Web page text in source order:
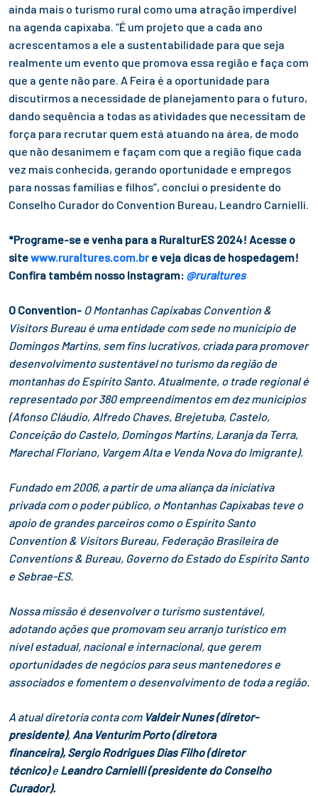
ainda mais o turismo rural como uma atração imperdível
na agenda capixaba. “É um projeto que a cada ano
acrescentamos a ele a sustentabilidade para que seja
realmente um evento que promova essa região e faça com
que a gente não pare. A Feira é a oportunidade para
discutirmos a necessidade de planejamento para o futuro,
dando sequência a todas as atividades que necessitam de
força para recrutar quem está atuando na área, de modo
que não desanimem e façam com que a região fique cada
vez mais conhecida, gerando oportunidade e empregos
para nossas famílias e filhos”, conclui o presidente do
Conselho Curador do Convention Bureau, Leandro Carnielli.
*Programe-se e venha para a RuralturES 2024! Acesse o
sitewww.ruraltures.com.bre veja dicas de hospedagem!
Confira também nosso Instagram: @ruraltures
O Convention- O Montanhas Capixabas Convention &
Visitors Bureau é uma entidade com sede no município de
Domingos Martins, sem fins lucrativos, criada para promover
desenvolvimento sustentável no turismo da região de
montanhas do Espírito Santo. Atualmente, o trade regional é
representado por 380 empreendimentos em dez municípios
(Afonso Cláudio, Alfredo Chaves, Brejetuba, Castelo,
Conceição do Castelo, Domingos Martins, Laranja da Terra,
Marechal Floriano, Vargem Alta e Venda Nova do Imigrante).
Fundado em 2006, a partir de uma aliança da iniciativa
privada com o poder público, o Montanhas Capixabas teve o
apoio de grandes parceiros como o Espírito Santo
Convention & Visitors Bureau, Federação Brasileira de
Conventions & Bureau, Governo do Estado do Espírito Santo
e Sebrae-ES.
Nossa missão é desenvolver o turismo sustentável,
adotando ações que promovam seu arranjo turístico em
nível estadual, nacional e internacional, que gerem
oportunidades de negócios para seus mantenedores e
associados e fomentem o desenvolvimento de toda a região.
A atual diretoria conta com Valdeir Nunes (diretor-
presidente), Ana Venturim Porto(diretora
financeira),SergioRodrigues Dias Filho (diretor
técnico)e Leandro Carnielli (presidente do Conselho
Curador).